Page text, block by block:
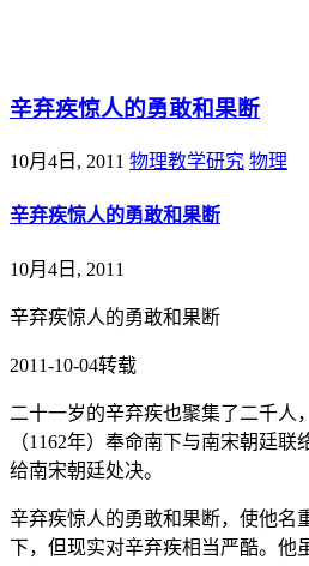
辛弃疾惊人的勇敢和果断
10月4日, 2011 物理教学研究 物理
辛弃疾惊人的勇敢和果断
10月4日, 2011
辛弃疾惊人的勇敢和果断
2011-10-04转载
二十一岁的辛弃疾也聚集了二千人
（1162年）奉命南下与南宋朝廷
给南宋朝廷处决。
辛弃疾惊人的勇敢和果断，使他名
下，但现实对辛弃疾相当严酷。他